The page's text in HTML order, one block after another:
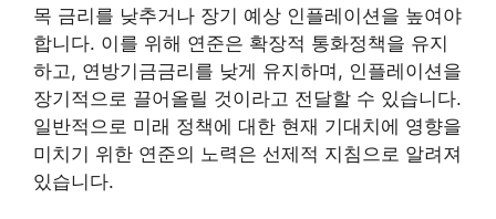
목 금리를 낮추거나 장기 예상 인플레이션을 높여야
합니다. 이를 위해 연준은 확장적 통화정책을 유지
하고, 연방기금금리를 낮게 유지하며, 인플레이션을
장기적으로 끌어올릴 것이라고 전달할 수 있습니다.
일반적으로 미래 정책에 대한 현재 기대치에 영향을
미치기 위한 연준의 노력은 선제적 지침으로 알려져
있습니다.